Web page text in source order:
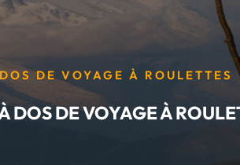
DE VOYAGE À ROULETTES
DOS DE VOYAGE À